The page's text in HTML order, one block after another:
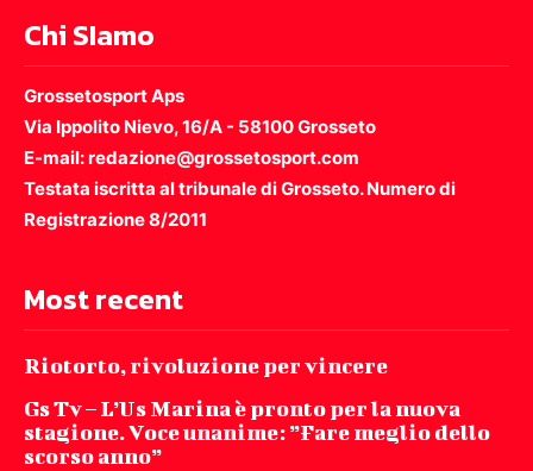
Chi SIamo
Grossetosport Aps
Via Ippolito Nievo, 16/A - 58100 Grosseto
E-mail: redazione@grossetosport.com
Testata iscritta al tribunale di Grosseto. Numero di
Registrazione 8/2011
Most recent
Riotorto, rivoluzione per vincere
Gs Tv – L’Us Marina è pronto per la nuova
stagione. Voce unanime: ”Fare meglio dello
scorso anno”